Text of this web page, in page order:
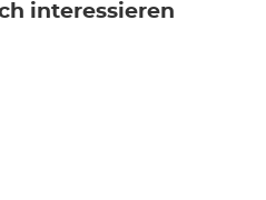
interessieren